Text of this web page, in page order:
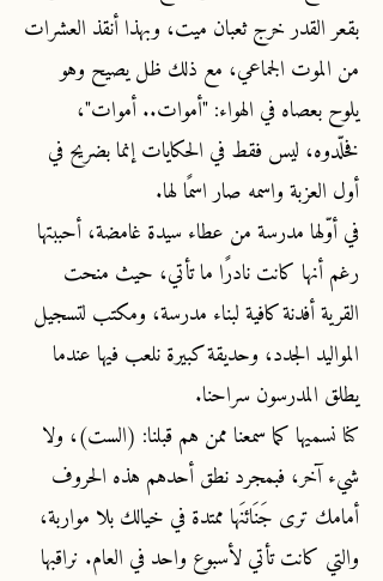
بقعر القدر خرج ثعبان ميت، وبهذا أنقذ العشرات
من الموت الجماعي، مع ذلك ظل يصيح وهو
يلوح بعصاه في الهواء: "أموات.. أموات"،
فخلّدوه، ليس فقط في الحكايات إنما بضريح في
أول العزبة واسمه صار اسمًا لها.
في أوّلها مدرسة من عطاء سيدة غامضة، أحببتها
رغم أنها كانت نادرًا ما تأتي، حيث منحت
القرية أفدنة كافية لبناء مدرسة، ومكتب لتسجيل
المواليد الجدد، وحديقة كبيرة نلعب فيها عندما
يطلق المدرسون سراحنا.
كنا نسميها كما سمعنا ممن هم قبلنا: (الست)، ولا
شيء آخر، فبمجرد نطق أحدهم هذه الحروف
أمامك ترى جَنَائنَها ممتدة في خيالك بلا مواربة،
والتي كانت تأتي لأسبوع واحد في العام. نراقبها